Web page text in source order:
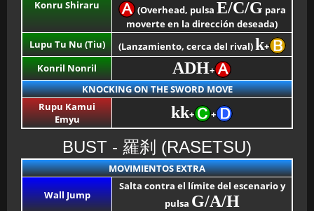
Konru Shiraru (Overhead, pulsa E/C/G para
moverte en la dirección deseada)
Lupu Tu Nu (Tiu)
(Lanzamiento, cerca del rival)k+
Konril Nonril
ADH+
KNOCKING ON THE SWORD MOVE
Rupu Kamui
Emyu
kk+ +
BUST - 羅刹 (RASETSU)
MOVIMIENTOS EXTRA
Wall Jump
Salta contra el límite del escenario y
pulsa G/A/H